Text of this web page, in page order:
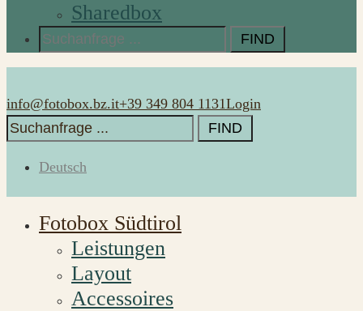
Sharedbox
Search
for:
info@fotobox.bz.it+39 349 804 1131Login
Search
for:
Deutsch
Fotobox Südtirol
Leistungen
Layout
Accessoires